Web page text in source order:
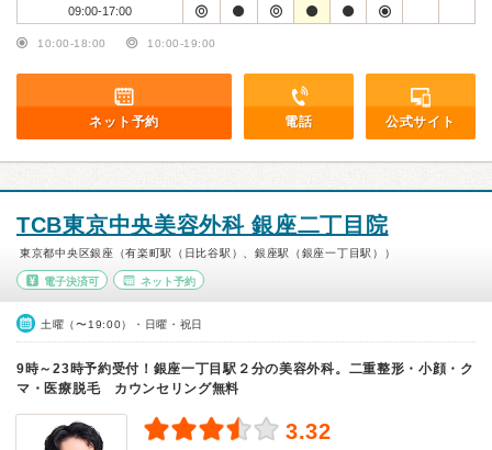
09:00-17:00
10:00-18:00 10:00-19:00
ネット予約 電話 公式サイト
TCB東京中央美容外科 銀座二丁目院
東京都中央区銀座（有楽町駅（日比谷駅）、銀座駅（銀座一丁目駅））
電子決済可 ネット予約
土曜（〜19:00）・日曜・祝日
9時～23時予約受付！銀座一丁目駅２分の美容外科。二重整形・小顔・ク
マ・医療脱毛 カウンセリング無料
3.32